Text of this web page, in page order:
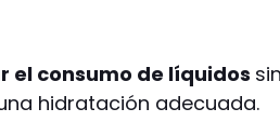
el consumo de líquidos
hidratación adecuada.